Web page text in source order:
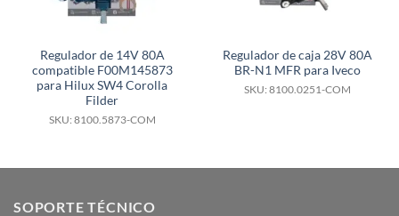
Regulador de 14V 80A
compatible F00M145873
para Hilux SW4 Corolla
Filder
SKU: 8100.5873-COM
Regulador de caja 28V 80A
BR-N1 MFR para Iveco
SKU: 8100.0251-COM
SOPORTE TÉCNICO